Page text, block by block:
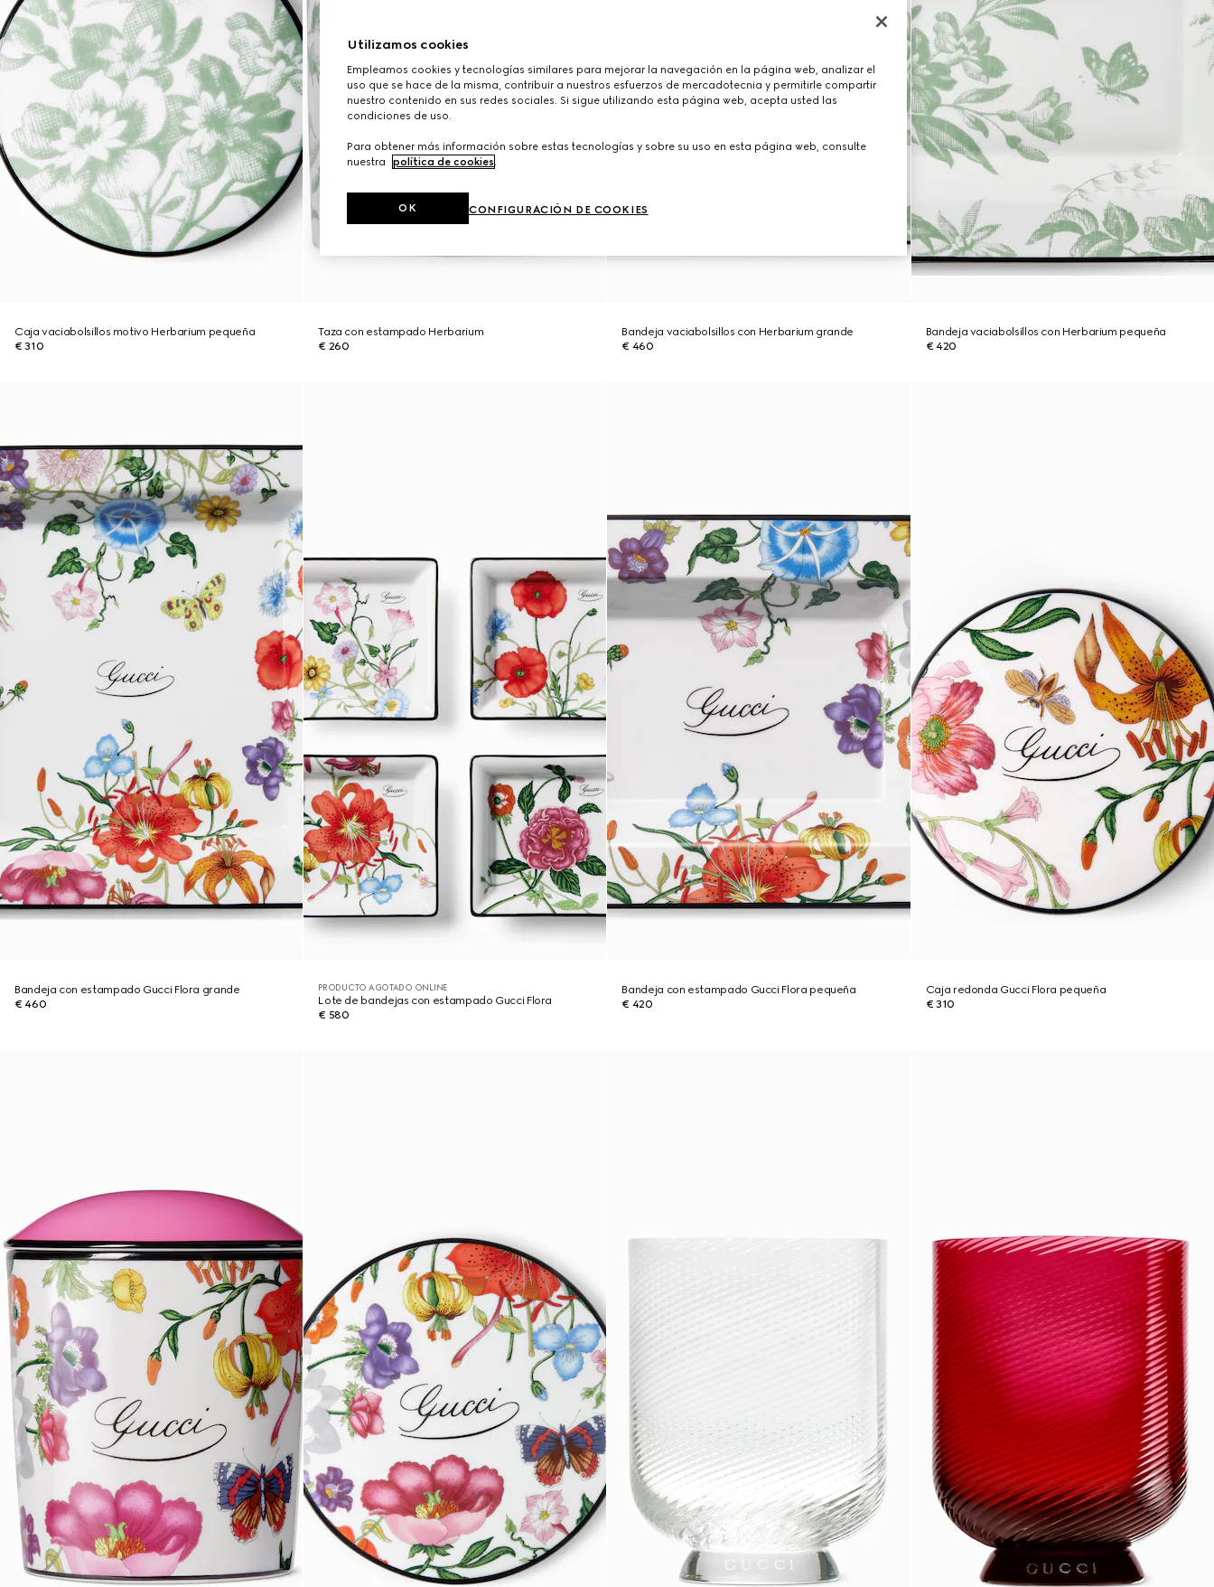
Caja vaciabolsillos motivo Herbarium pequeña
€ 310
Taza con estampado Herbarium
€ 260
Bandeja vaciabolsillos con Herbarium grande
€ 460
Bandeja vaciabolsillos con Herbarium pequeña
€ 420
Bandeja con estampado Gucci Flora grande
€ 460
PRODUCTO AGOTADO ONLINE
Lote de bandejas con estampado Gucci Flora
€ 580
Bandeja con estampado Gucci Flora pequeña
€ 420
Caja redonda Gucci Flora pequeña
€ 310
Utilizamos cookies
Empleamos cookies y tecnologías similares para mejorar la navegación en la página web, analizar el
uso que se hace de la misma, contribuir a nuestros esfuerzos de mercadotecnia y permitirle compartir
nuestro contenido en sus redes sociales. Si sigue utilizando esta página web, acepta usted las
condiciones de uso.
Para obtener más información sobre estas tecnologías y sobre su uso en esta página web, consulte
nuestra
política de cookies.
CONFIGURACIÓN DE COOKIES
OK